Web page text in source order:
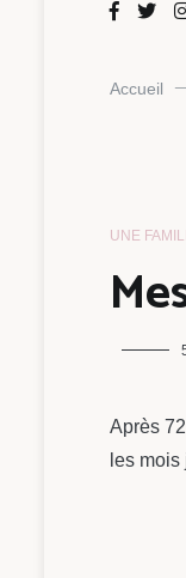
Accueil
UNE
maman
Après
les